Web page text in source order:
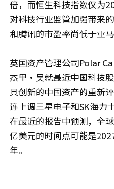
倍，而恒生科技指数仅为
对科技行业监管加强带来
和腾讯的市盈率尚低于亚马
英国资产管理公司Polar
杰里·吴就最近中国科技
具创新的中国资产的重新
连上调三星电子和SK海力
在最近的报告中预测，全
亿美元的时间点可能是
年。